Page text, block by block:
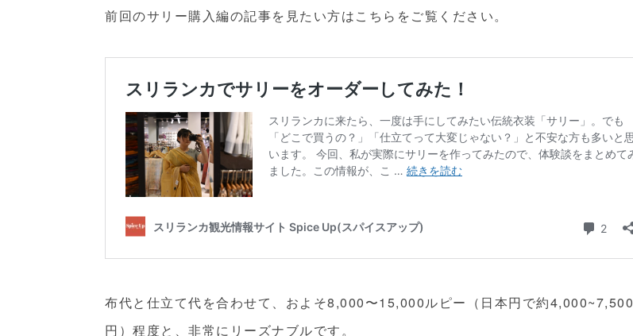
前回のサリー購入編の記事を見たい方はこちらをご覧ください。
布代と仕立て代を合わせて、およそ8,000〜15,000ルピー（日本円で約4,000~7,500
円）程度と、非常にリーズナブルです。